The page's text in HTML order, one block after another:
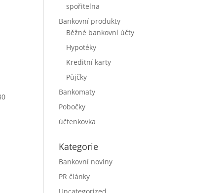
spořitelna
Bankovní produkty
Běžné bankovní účty
Hypotéky
Kreditní karty
Půjčky
Bankomaty
Pobočky
účtenkovka
Kategorie
Bankovní noviny
PR články